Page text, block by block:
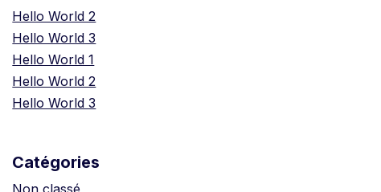
Hello World 2
Hello World 3
Hello World 1
Hello World 2
Hello World 3
Catégories
Non classé